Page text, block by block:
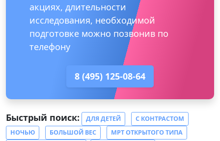
акциях, длительности
исследования, необходимой
подготовке можно позвонив по
телефону
8 (495) 125-08-64
Быстрый поиск: ДЛЯ ДЕТЕЙ
С КОНТРАСТОМ
НОЧЬЮ
БОЛЬШОЙ ВЕС
МРТ ОТКРЫТОГО ТИПА